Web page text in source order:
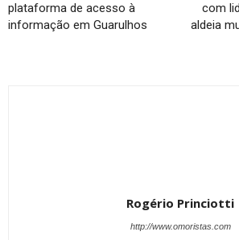
plataforma de acesso à
informação em Guarulhos
com
aldeia
Rogério Princiotti
http://www.omoristas.com